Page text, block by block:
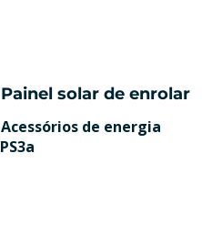
Painel solar de enrolar
Acessórios de energia
PS3a